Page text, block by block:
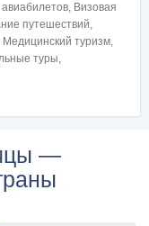
Визовая
путешествий,
туризм,
туры,
по туризму
—